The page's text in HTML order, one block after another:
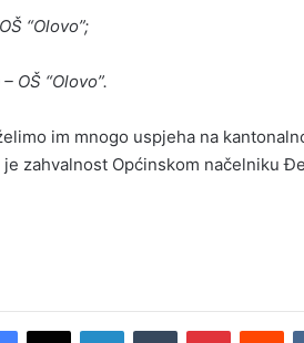
“Olovo”;
OŠ “Olovo”.
im mnogo uspjeha na
je zahvalnost Općinskom načelniku
Facebook
X LinkedInTumblr Pinterest